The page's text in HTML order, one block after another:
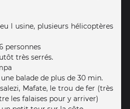
l usine, plusieurs hélicoptères
personnes
très serrés.
balade de plus de 30 min.
Mafate, le trou de fer (très
les falaises pour y arriver)